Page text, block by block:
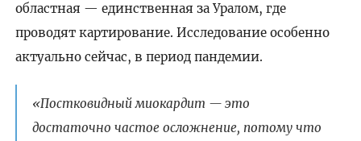
областная — единственная за Уралом, где
проводят картирование. Исследование особенно
актуально сейчас, в период пандемии.
«Постковидный миокардит — это
достаточно частое осложнение, потому что